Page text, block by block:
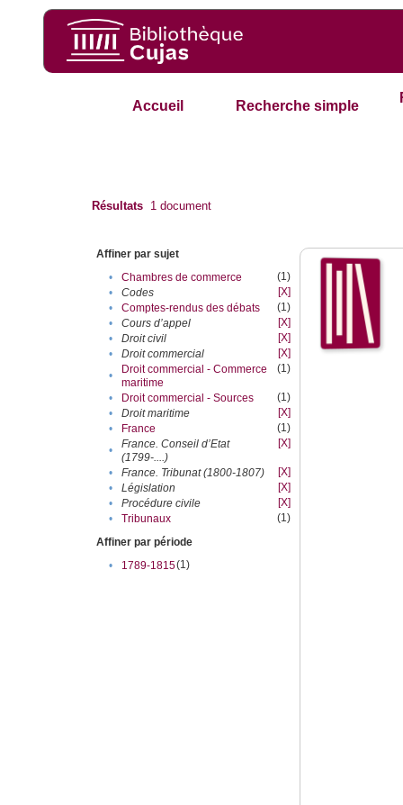
Accueil Recherche simple
Résultats 1 document
Affiner par sujet
•
Chambres de commerce
(1)
•
Codes
[X]
•
Comptes-rendus des débats
(1)
•
Cours d’appel
[X]
•
Droit civil
[X]
•
Droit commercial
[X]
•
Droit commercial - Commerce
maritime
(1)
• Droit commercial - Sources
(1)
•
Droit maritime
[X]
•
France
(1)
•
France. Conseil d’Etat
(1799-....)
[X]
• France. Tribunat (1800-1807)
[X]
•
Législation
[X]
•
Procédure civile
[X]
•
Tribunaux
(1)
Affiner par période
•
1789-1815(1)